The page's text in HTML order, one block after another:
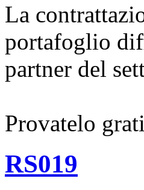
La
portafoglio
partner del
Provatelo
RS019